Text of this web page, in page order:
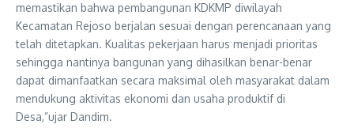
memastikan bahwa pembangunan KDKMP diwilayah
Kecamatan Rejoso berjalan sesuai dengan perencanaan yang
telah ditetapkan. Kualitas pekerjaan harus menjadi prioritas
sehingga nantinya bangunan yang dihasilkan benar-benar
dapat dimanfaatkan secara maksimal oleh masyarakat dalam
mendukung aktivitas ekonomi dan usaha produktif di
Desa,”ujar Dandim.